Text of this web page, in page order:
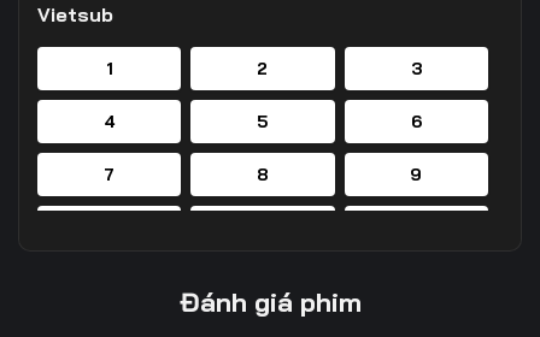
Vietsub
1 2 3
4 5 6
7 8 9
Đánh giá phim